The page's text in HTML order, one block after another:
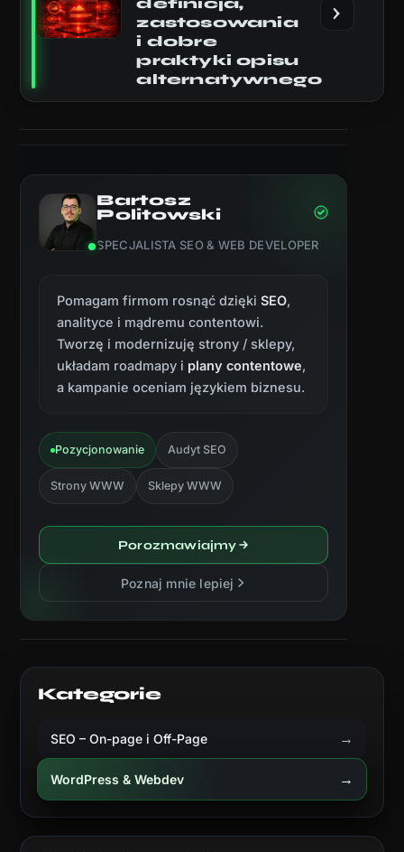
zastosowania
i dobre
praktyki opisu
alternatywnego
Bartosz
Politowski
SPECJALISTA SEO & WEB DEVELOPER
Pomagam firmom rosnąć dzięki SEO,
analityce i mądremu contentowi.
Tworzę i modernizuję strony / sklepy,
układam roadmapy i plany contentowe,
a kampanie oceniam językiem biznesu.
Pozycjonowanie Audyt SEO
Strony WWW Sklepy WWW
Porozmawiajmy
Poznaj mnie lepiej
Kategorie
SEO – On-page i Off-Page →
WordPress & Webdev →